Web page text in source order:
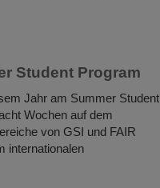
Student Program
Jahr am Summer Student
Wochen auf dem
von GSI und FAIR
internationalen